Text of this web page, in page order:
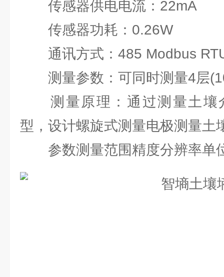
传感器供电电流：22mA
传感器功耗：0.26W
通讯方式：485 Modbus
测量参数：可同时测量4层
测量原理：通过测量土壤
型，设计螺旋式测量电极测量土
参数测量范围精度分辨率单